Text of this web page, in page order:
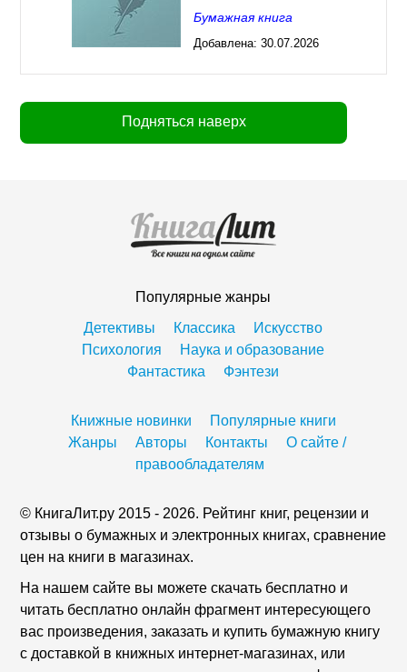
Бумажная книга
Добавлена: 30.07.2026
Подняться наверх
Популярные жанры
Детективы
Классика
Искусство
Психология
Наука и образование
Фантастика
Фэнтези
Книжные новинки
Популярные книги
Жанры
Авторы Контакты
О сайте /
правообладателям
© КнигаЛит.ру 2015 - 2026. Рейтинг книг, рецензии и
отзывы о бумажных и электронных книгах, сравнение
цен на книги в магазинах.
На нашем сайте вы можете скачать бесплатно и
читать бесплатно онлайн фрагмент интересующего
вас произведения, заказать и купить бумажную книгу
с доставкой в книжных интернет-магазинах, или